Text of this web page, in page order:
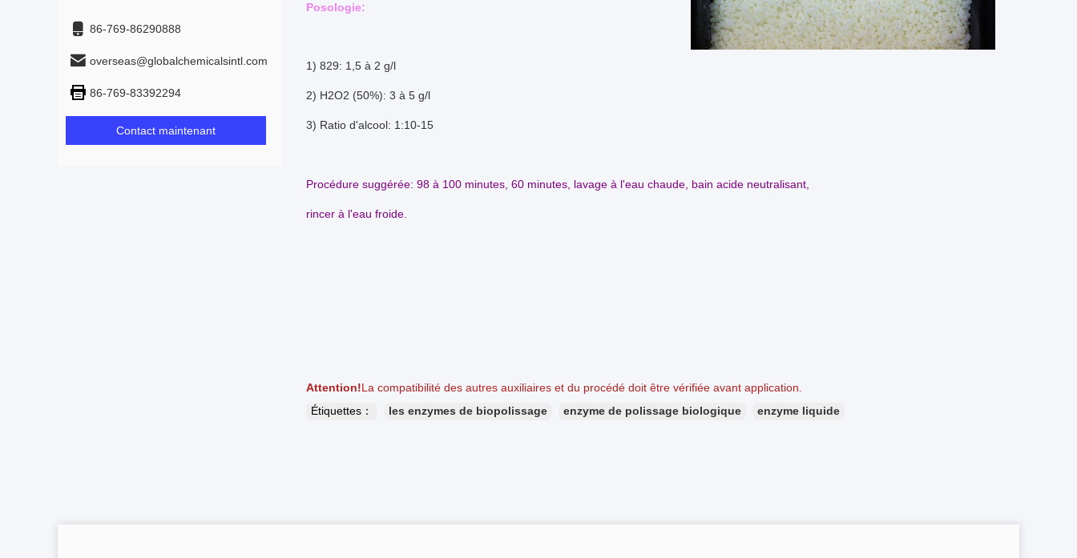
86-769-86290888
overseas@globalchemicalsintl.com
86-769-83392294
Contact maintenant
Posologie:
1) 829: 1,5 à 2 g/l
2) H2O2 (50%): 3 à 5 g/l
3) Ratio d'alcool: 1:10-15
Procédure suggérée: 98 à 100 minutes, 60 minutes, lavage à l'eau chaude, bain acide neutralisant,
rincer à l'eau froide.
Attention!La compatibilité des autres auxiliaires et du procédé doit être vérifiée avant application.
Étiquettes：
les enzymes de biopolissage enzyme de polissage biologique enzyme liquide